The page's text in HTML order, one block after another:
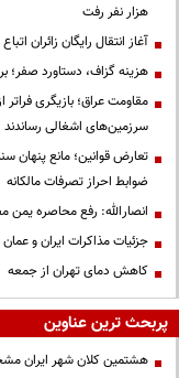
هزار نفر رفت
آغاز انتقال رایگان زائران
هزینه گزاف، دستاورد صفر؛
مقاومت عراق؛ بازیگری فراتر
سرزمین‌های اشغالی رساندند
تعارض قوانین؛ مانع پنهان
ضوابط احراز تصرفات مالکانه
انصارالله: رفع محاصره
جزئیات مذاکرات ایران و
کاهش دمای تهران از جمعه
پربحث ترین عناوین
هشتمین کلان شهر ایران